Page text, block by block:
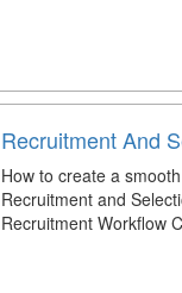
Recruitment And
How to create a
Recruitment and
Recruitment Workflow